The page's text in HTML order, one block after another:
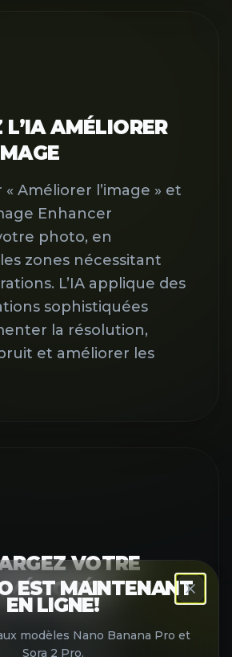
L’IA AMÉLIORER
« Améliorer l’image » et
Enhancer
photo, en
zones nécessitant
L’IA applique des
sophistiquées
la résolution,
et améliorer les
VOTRE
les résultats et
votre image
EST MAINTENANT
EN LIGNE!
modèles Nano Banana Pro et
Sora 2 Pro.